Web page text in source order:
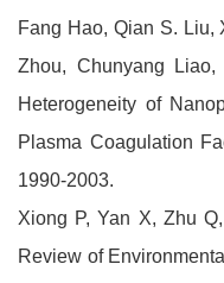
Fang Hao, Qian S. Liu,
Zhou, Chunyang
Heterogeneity of
Plasma Coagulation
1990-2003.
Xiong P, Yan X, Zhu
Review of